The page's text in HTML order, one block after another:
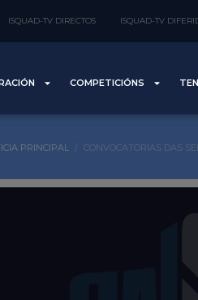
ISQUAD-TV DIRECTOS ISQUAD-TV
COMPETICIÓNS
PRINCIPAL CONVOCATORIAS DAS